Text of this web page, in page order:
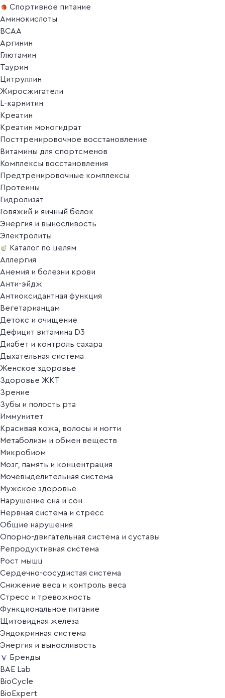
Спортивное питание
Аминокислоты
BCAA
Аргинин
Глютамин
Таурин
Цитруллин
Жиросжигатели
L-карнитин
Креатин
Креатин моногидрат
Посттренировочное восстановление
Витамины для спортсменов
Комплексы восстановления
Предтренировочные комплексы
Протеины
Гидролизат
Говяжий и яичный белок
Энергия и выносливость
Электролиты
Каталог по целям
Аллергия
Анемия и болезни крови
Анти-эйдж
Антиоксидантная функция
Вегетарианцам
Детокс и очищение
Дефицит витамина D3
Диабет и контроль сахара
Дыхательная система
Женское здоровье
Здоровье ЖКТ
Зрение
Зубы и полость рта
Иммунитет
Красивая кожа, волосы и ногти
Метаболизм и обмен веществ
Микробиом
Мозг, память и концентрация
Мочевыделительная система
Мужское здоровье
Нарушение сна и сон
Нервная система и стресс
Общие нарушения
Опорно-двигательная система и суставы
Репродуктивная система
Рост мышц
Сердечно-сосудистая система
Снижение веса и контроль веса
Стресс и тревожность
Функциональное питание
Щитовидная железа
Эндокринная система
Энергия и выносливость
Бренды
BAE Lab
BioCycle
BioExpert